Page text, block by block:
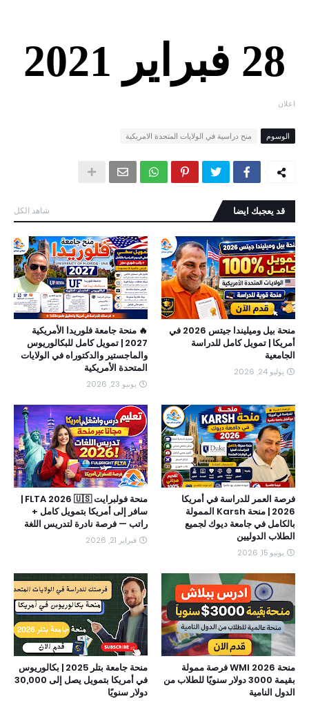
28 فبراير 2021
اعلان
الوسوم منح دراسية في الولايات المتحدة الامريكية
قد يعجبك ايضا شاهد الكل
منحة بيل وميليندا جيتس 2026 في
أمريكا | تمويل كامل للدراسة
الجامعية
يوليو 24, 2026
🔥 منحة جامعة فلوريدا الأمريكية
2027 | تمويل كامل للبكالوريوس
والماجستير والدكتوراه في الولايات
المتحدة الأمريكية
يونيو 23, 2026
فرصة العمر للدراسة في أمريكا
2026 | منحة Karsh الممولة
بالكامل في جامعة ديوك لجميع
الطلاب الدوليين
يونيو 15, 2026
منحة فولبرايت FLTA 2026 🇺🇸 |
سافر إلى أمريكا بتمويل كامل +
راتب — فرصة نادرة لتدريس اللغة
فبراير 21, 2026
منحة WMI 2026 فرصة ممولة
بقيمة 3000 دولار سنويًا للطلاب من
الدول النامية
منحة جامعة بتلر 2025 | بكالوريوس
في أمريكا بتمويل يصل إلى 30,000
دولار سنويًا